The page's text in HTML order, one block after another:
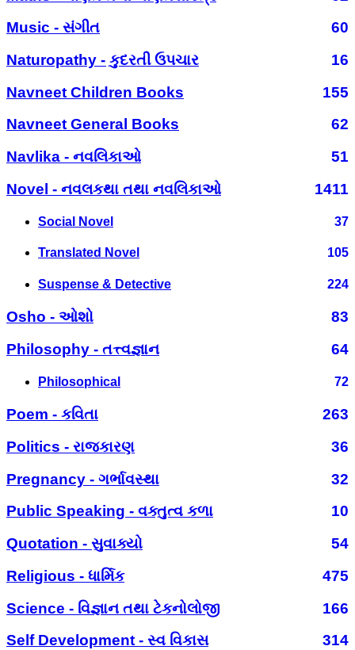
Music - સંગીત
60
Naturopathy - કુદરતી ઉપચાર
16
Navneet Children Books
155
Navneet General Books
62
Navlika - નવલિકાઓ
51
Novel - નવલકથા તથા નવલિકાઓ
1411
Social Novel 37
Translated Novel 105
Suspense & Detective 224
Osho - ઓશો
83
Philosophy - તત્ત્વજ્ઞાન
64
Philosophical 72
Poem - કવિતા
263
Politics - રાજકારણ
36
Pregnancy - ગર્ભાવસ્થા
32
Public Speaking - વક્તુત્વ કળા
10
Quotation - સુવાક્યો
54
Religious - ધાર્મિક
475
Science - વિજ્ઞાન તથા ટેકનોલોજી
166
Self Development - સ્વ વિકાસ
314